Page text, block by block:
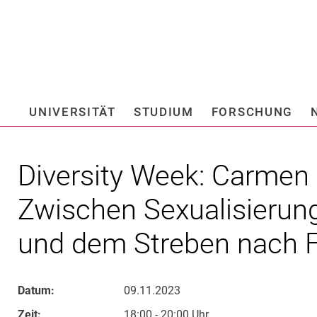
Springe direkt zu:
UNIVERSITÄT STUDIUM FORSCHUNG
Diversity Week:
Zwischen
und dem Streben nach
Datum:
09.11.2023